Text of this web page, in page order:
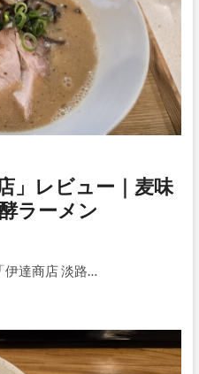
」レビュー｜麦味
ラーメン
伊達商店 淡路…